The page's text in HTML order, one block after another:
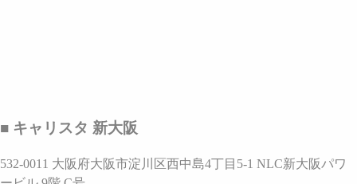
■ キャリスタ 新大阪
532-0011 大阪府大阪市淀川区西中島4丁目5-1 NLC新大阪パワ